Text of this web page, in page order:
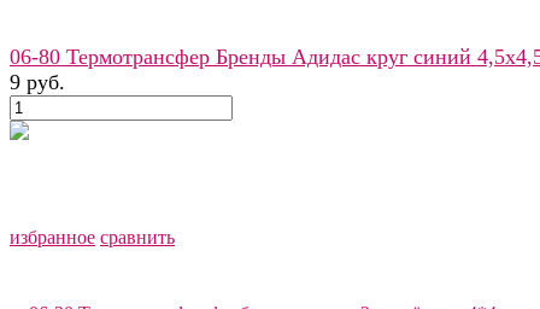
избранное сравнить
06-80 Термотрансфер Бренды Адидас круг синий
9 руб.